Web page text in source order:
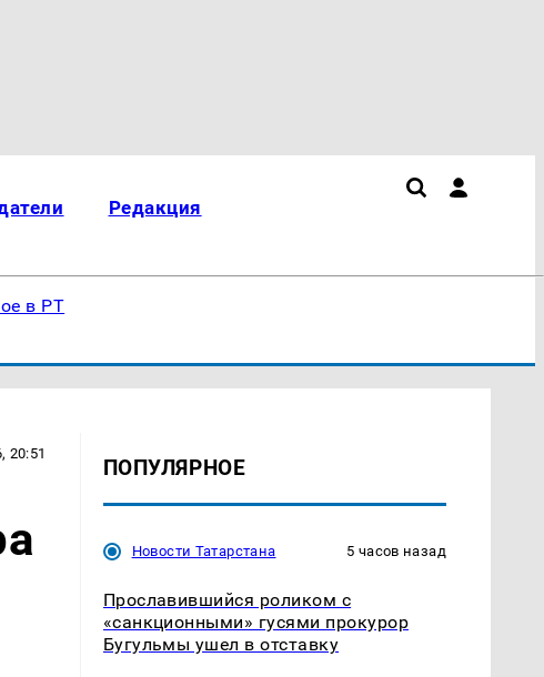
Редакция
в РТ
20:51
ПОПУЛЯРНОЕ
Новости Татарстана 5 часов назад
Прославившийся роликом с
«санкционными» гусями прокурор
Бугульмы ушел в отставку